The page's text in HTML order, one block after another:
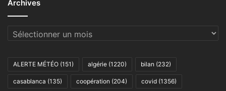
Archives
Archives
ALERTE MÉTÉO (151) algérie (1220) bilan (232)
casablanca (135) coopération (204) covid (1356)